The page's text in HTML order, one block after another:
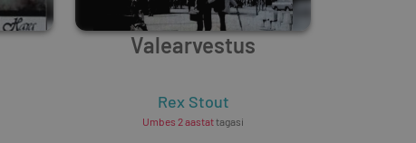
Valearvestus
Rex Stout
Umbes 2 aastattagasi